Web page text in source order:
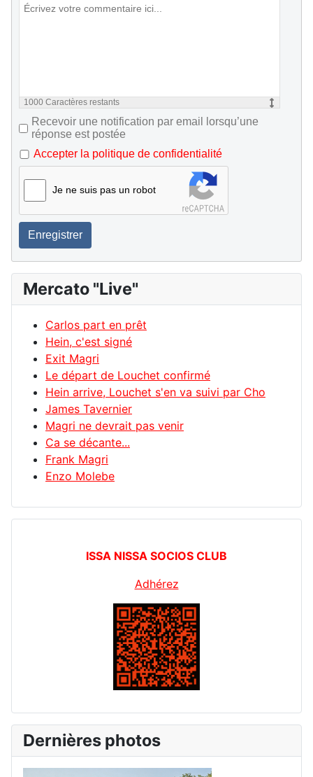
1000 Caractères restants
Recevoir une notification par email lorsqu’une
réponse est postée
Accepter la politique de confidentialité
Je ne suis pas un robot
Enregistrer
Mercato "Live"
Carlos part en prêt
Hein, c'est signé
Exit Magri
Le départ de Louchet confirmé
Hein arrive, Louchet s'en va suivi par Cho
James Tavernier
Magri ne devrait pas venir
Ca se décante...
Frank Magri
Enzo Molebe
ISSA NISSA SOCIOS CLUB
Adhérez
Dernières photos